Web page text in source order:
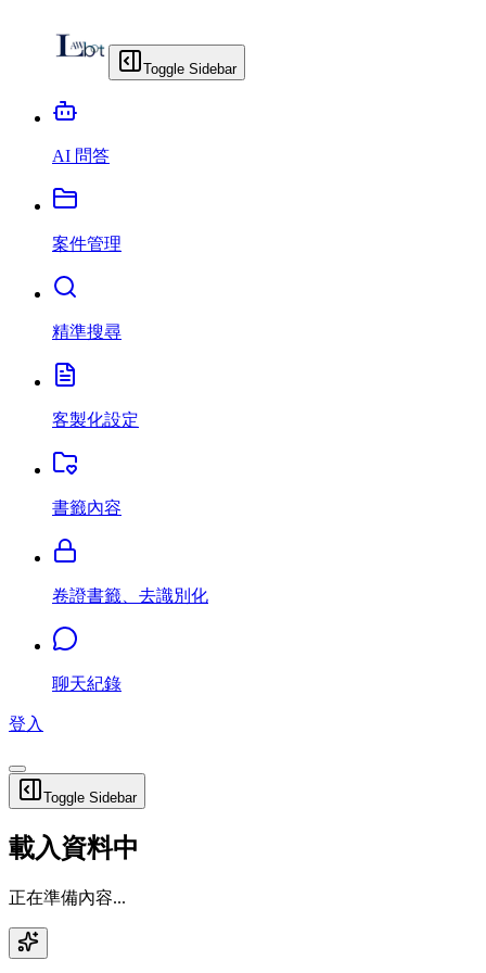
Toggle Sidebar
AI 問答
案件管理
精準搜尋
客製化設定
書籤內容
卷證書籤、去識別化
聊天紀錄
登入
Toggle Sidebar
載入資料中
正在準備內容...